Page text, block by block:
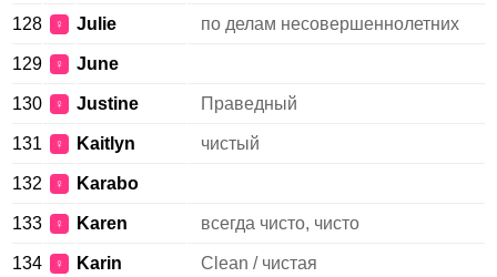
128 ♀ Julie по делам несовершеннолетних
129 ♀ June
130 ♀ Justine Праведный
131 ♀ Kaitlyn чистый
132 ♀ Karabo
133 ♀ Karen всегда чисто, чисто
134 ♀ Karin Clean / чистая